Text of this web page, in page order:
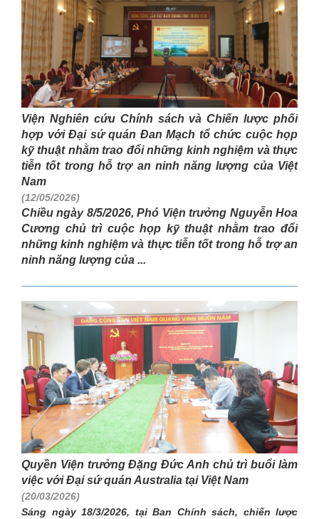
Viện Nghiên cứu Chính sách và Chiến lược phối
hợp với Đại sứ quán Đan Mạch tổ chức cuộc họp
kỹ thuật nhằm trao đổi những kinh nghiệm và thực
tiễn tốt trong hỗ trợ an ninh năng lượng của Việt
Nam
(12/05/2026)
Chiều ngày 8/5/2026, Phó Viện trưởng Nguyễn Hoa
Cương chủ trì cuộc họp kỹ thuật nhằm trao đổi
những kinh nghiệm và thực tiễn tốt trong hỗ trợ an
ninh năng lượng của ...
Quyền Viện trưởng Đặng Đức Anh chủ trì buổi làm
việc với Đại sứ quán Australia tại Việt Nam
(20/03/2026)
Sáng ngày 18/3/2026, tại Ban Chính sách, chiến lược